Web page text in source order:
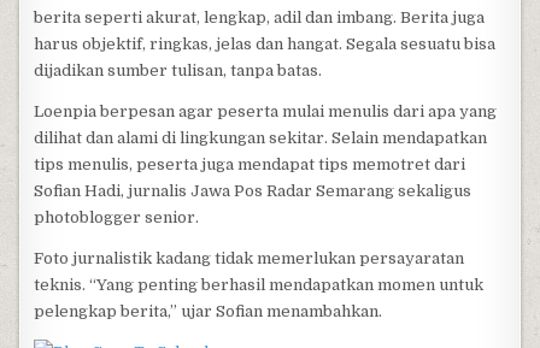
berita seperti akurat, lengkap, adil dan imbang. Berita juga
harus objektif, ringkas, jelas dan hangat. Segala sesuatu bisa
dijadikan sumber tulisan, tanpa batas.
Loenpia berpesan agar peserta mulai menulis dari apa yang
dilihat dan alami di lingkungan sekitar. Selain mendapatkan
tips menulis, peserta juga mendapat tips memotret dari
Sofian Hadi, jurnalis Jawa Pos Radar Semarang sekaligus
photoblogger senior.
Foto jurnalistik kadang tidak memerlukan persayaratan
teknis. “Yang penting berhasil mendapatkan momen untuk
pelengkap berita,” ujar Sofian menambahkan.